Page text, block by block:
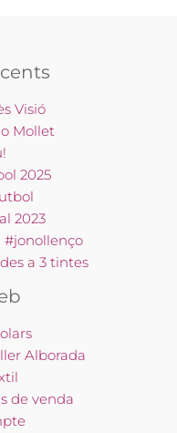
Visió
Mollet
2025
2023
#jonollenço
a 3 tintes
Alborada
de venda